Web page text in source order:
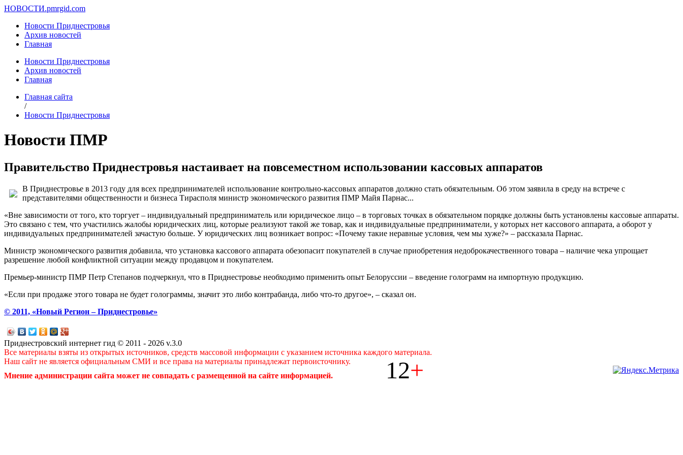
НОВОСТИ.pmrgid.com
Новости Приднестровья
Архив новостей
Главная
Новости Приднестровья
Архив новостей
Главная
Главная сайта
/
Новости Приднестровья
Новости ПМР
Правительство Приднестровья настаивает на повсеместном использовании кассовых аппаратов
В Приднестровье в 2013 году для всех предпринимателей использование контрольно-кассовых аппаратов должно стать обязательным. Об этом заявила в среду на встрече с
представителями общественности и бизнеса Тирасполя министр экономического развития ПМР Майя Парнас...
«Вне зависимости от того, кто торгует – индивидуальный предприниматель или юридическое лицо – в торговых точках в обязательном порядке должны быть установлены кассовые аппараты.
Это связано с тем, что участились жалобы юридических лиц, которые реализуют такой же товар, как и индивидуальные предприниматели, у которых нет кассового аппарата, а оборот у
индивидуальных предпринимателей зачастую больше. У юридических лиц возникает вопрос: «Почему такие неравные условия, чем мы хуже?» – рассказала Парнас.
Министр экономического развития добавила, что установка кассового аппарата обезопасит покупателей в случае приобретения недоброкачественного товара – наличие чека упрощает
разрешение любой конфликтной ситуации между продавцом и покупателем.
Премьер-министр ПМР Петр Степанов подчеркнул, что в Приднестровье необходимо применить опыт Белоруссии – введение голограмм на импортную продукцию.
«Если при продаже этого товара не будет голограммы, значит это либо контрабанда, либо что-то другое», – сказал он.
© 2011, «Новый Регион – Приднестровье»
Приднестровский интернет гид © 2011 - 2026 v.3.0
Все материалы взяты из открытых источников, средств массовой информации с указанием источника каждого материала.
Наш сайт не является официальным СМИ и все права на материалы принадлежат первоисточнику.
Мнение администрации сайта может не совпадать с размещенной на сайте информацией.
12+